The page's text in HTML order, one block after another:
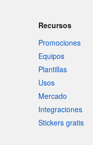
Recursos
Promociones
Equipos
Plantillas
Usos
Mercado
Integraciones
Stickers gratis